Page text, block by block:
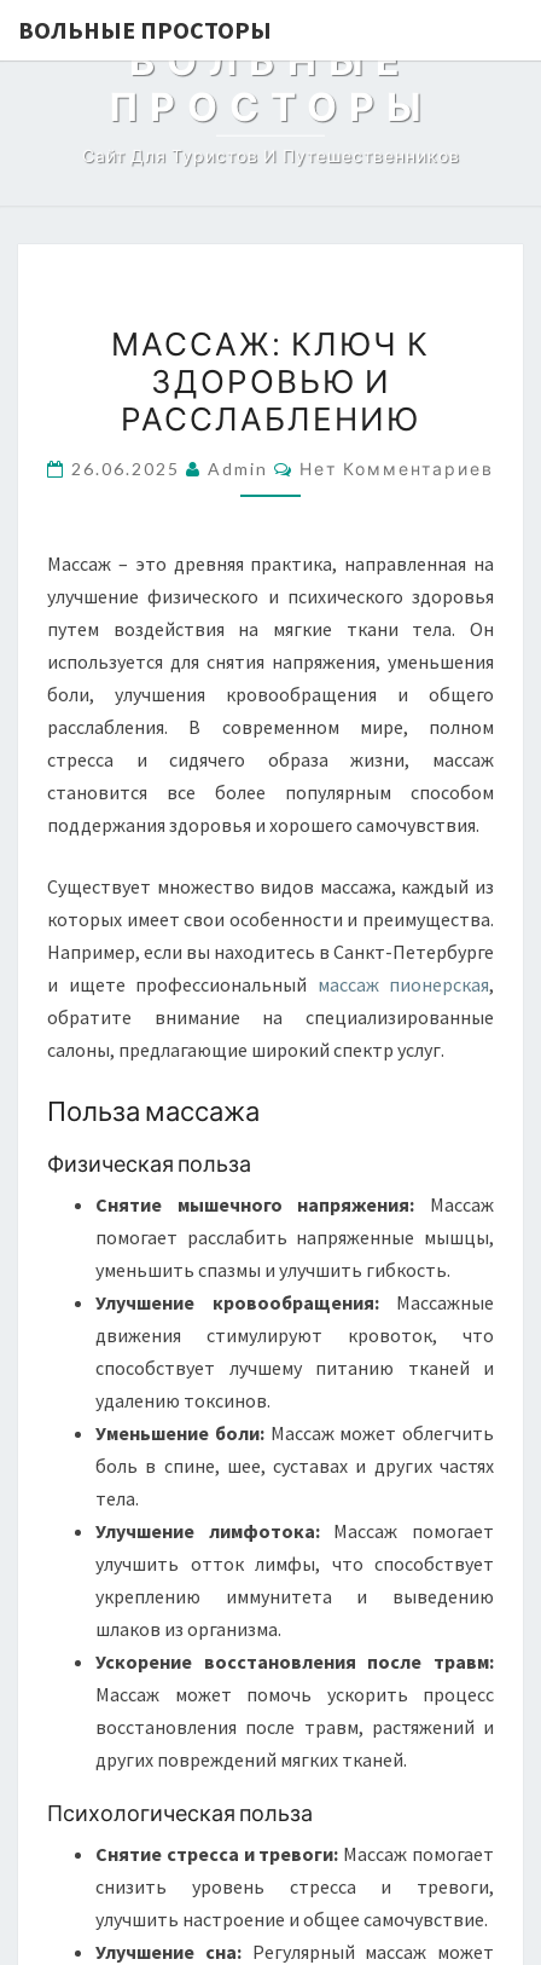
ВОЛЬНЫЕ ПРОСТОРЫ
ВОЛЬНЫЕ
ПРОСТОРЫ
Сайт Для Туристов И Путешественников
КЛЮЧ
К
ЗДОРОВЬЮ
РАССЛАБЛЕНИЮ
МАССАЖ: КЛЮЧ К
ЗДОРОВЬЮ И
РАССЛАБЛЕНИЮ
26.06.2025 Admin Комментарии
Нет Комментариев
Массаж – это древняя практика, направленная на
улучшение физического и психического здоровья
путем воздействия на мягкие ткани тела. Он
используется для снятия напряжения, уменьшения
боли, улучшения кровообращения и общего
расслабления. В современном мире, полном
стресса и сидячего образа жизни, массаж
становится все более популярным способом
поддержания здоровья и хорошего самочувствия.
Существует множество видов массажа, каждый из
которых имеет свои особенности и преимущества.
Например, если вы находитесь в Санкт-Петербурге
и ищете профессиональный массаж пионерская,
обратите внимание на специализированные
салоны, предлагающие широкий спектр услуг.
Польза массажа
Физическая польза
Снятие мышечного напряжения: Массаж
помогает расслабить напряженные мышцы,
уменьшить спазмы и улучшить гибкость.
Улучшение кровообращения:Массажные
движения стимулируют кровоток, что
способствует лучшему питанию тканей и
удалению токсинов.
Уменьшение боли:Массаж может облегчить
боль в спине, шее, суставах и других частях
тела.
Улучшение лимфотока:Массаж помогает
улучшить отток лимфы, что способствует
укреплению иммунитета и выведению
шлаков из организма.
Ускорение восстановления после травм:
Массаж может помочь ускорить процесс
восстановления после травм, растяжений и
других повреждений мягких тканей.
Психологическая польза
Снятие стресса и тревоги: Массаж помогает
снизить уровень стресса и тревоги,
улучшить настроение и общее самочувствие.
Улучшение сна:Регулярный массаж может